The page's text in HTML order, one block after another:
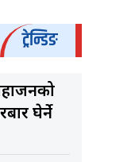
ट्रेन्डिङ
घेर्ने